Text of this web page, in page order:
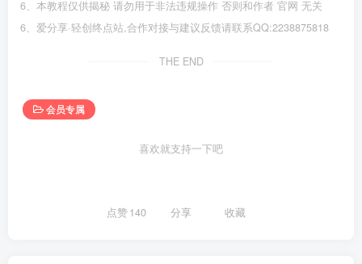
6、本教程仅供揭秘 请勿用于非法违规操作 否则和作者 官网 无关
6、爱分享·轻创终点站,合作对接与建议反馈请联系QQ:2238875818
THE END
会员专属
喜欢就支持一下吧
点赞140 分享 收藏